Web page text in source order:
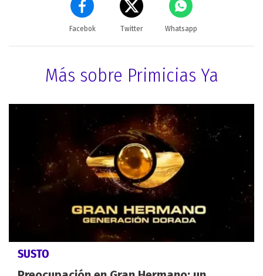
Facebok Twitter Whatsapp
Más sobre Primicias Ya
SUSTO